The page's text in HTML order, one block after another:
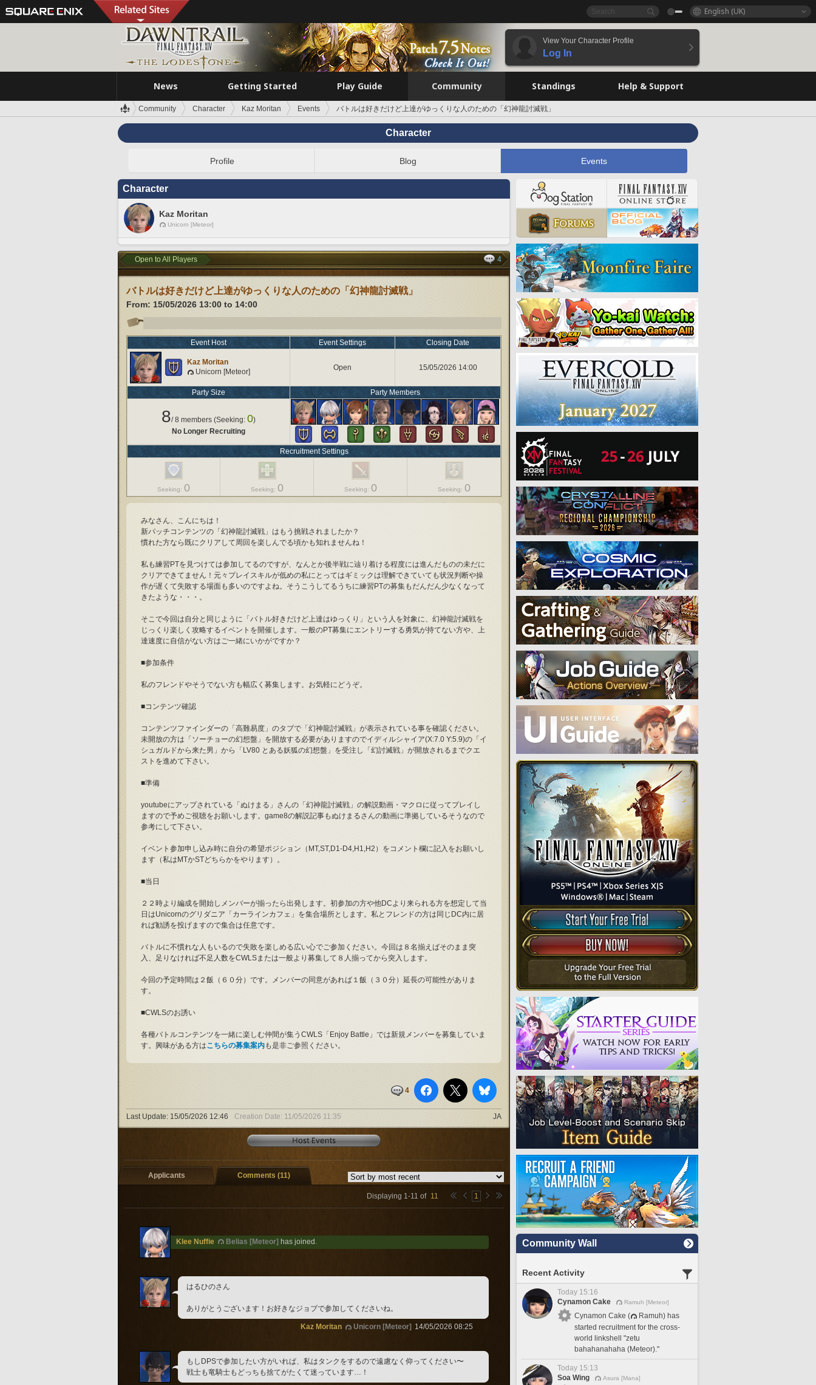
English (UK)
View Your Character Profile
Log In
News Getting Started Play Guide Community Standings Help & Support
Community Character Kaz Moritan Events バトルは好きだけど上達がゆっくりな人のための「幻神龍討滅戦」
Character
Profile Blog Events
Character
Kaz Moritan
Unicorn [Meteor]
Open to All Players 4
バトルは好きだけど上達がゆっくりな人のための「幻神龍討滅戦」
From: 15/05/2026 13:00 to 14:00
Event Host Event Settings Closing Date
Kaz Moritan
Unicorn [Meteor]
Open 15/05/2026 14:00
Party Size Party Members
8/8 members (Seeking: 0)
No Longer Recruiting
Recruitment Settings
Seeking: 0 Seeking: 0 Seeking: 0 Seeking: 0
みなさん、こんにちは！
新パッチコンテンツの「幻神龍討滅戦」はもう挑戦されましたか？
慣れた方なら既にクリアして周回を楽しんでる頃かも知れませんね！
私も練習PTを見つけては参加してるのですが、なんとか後半戦に辿り着ける程度には進んだものの未だに
クリアできてません！元々プレイスキルが低めの私にとってはギミックは理解できていても状況判断や操
作が遅くて失敗する場面も多いのですよね。そうこうしてるうちに練習PTの募集もだんだん少なくなって
きたような・・・。
そこで今回は自分と同じように「バトル好きだけど上達はゆっくり」という人を対象に、幻神龍討滅戦を
じっくり楽しく攻略するイベントを開催します。一般のPT募集にエントリーする勇気が持てない方や、上
達速度に自信がない方はご一緒にいかがですか？
■参加条件
私のフレンドやそうでない方も幅広く募集します。お気軽にどうぞ。
■コンテンツ確認
コンテンツファインダーの「高難易度」のタブで「幻神龍討滅戦」が表示されている事を確認ください。
未開放の方は「ソーチョーの幻想盤」を開放する必要がありますのでイディルシャイア(X:7.0 Y:5.9)の「イ
シュガルドから来た男」から「LV80 とある妖狐の幻想盤」を受注し「幻討滅戦」が開放されるまでクエ
ストを進めて下さい。
■準備
youtubeにアップされている「ぬけまる」さんの「幻神龍討滅戦」の解説動画・マクロに従ってプレイし
ますので予めご視聴をお願いします。game8の解説記事もぬけまるさんの動画に準拠しているそうなので
参考にして下さい。
イベント参加申し込み時に自分の希望ポジション（MT,ST,D1-D4,H1,H2）をコメント欄に記入をお願いし
ます（私はMTかSTどちらかをやります）。
■当日
２２時より編成を開始しメンバーが揃ったら出発します。初参加の方や他DCより来られる方を想定して当
日はUnicornのグリダニア「カーラインカフェ」を集合場所とします。私とフレンドの方は同じDC内に居
れば勧誘を投げますので集合は任意です。
バトルに不慣れな人もいるので失敗を楽しめる広い心でご参加ください。今回は８名揃えばそのまま突
入、足りなければ不足人数をCWLSまたは一般より募集して８人揃ってから突入します。
今回の予定時間は２飯（６０分）です。メンバーの同意があれば１飯（３０分）延長の可能性がありま
す。
■CWLSのお誘い
各種バトルコンテンツを一緒に楽しむ仲間が集うCWLS「Enjoy Battle」では新規メンバーを募集していま
す。興味がある方はこちらの募集案内も是非ご参照ください。
4
Last Update: 15/05/2026 12:46 Creation Date: 11/05/2026 11:35 JA
Applicants Comments (11)
Displaying 1-11 of 11 1
Klee Nuffie Belias [Meteor] has joined.
はるひのさん
ありがとうございます！お好きなジョブで参加してくださいね。
Kaz Moritan Unicorn [Meteor] 14/05/2026 08:25
もしDPSで参加したい方がいれば、私はタンクをするので遠慮なく仰ってください〜
戦士も竜騎士もどっちも捨てがたくて迷っています…！
Community Wall
Recent Activity
Today 15:16
Cynamon Cake
Ramuh [Meteor]
Cynamon Cake (
Ramuh) has
started recruitment for the cross-
world linkshell "zetu
bahahanahaha (Meteor)."
Today 15:13
Soa Wing
Asura [Mana]